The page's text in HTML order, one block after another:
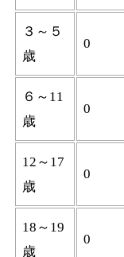
３～５
歳
0
６～11
歳
0
12～17
歳
0
18～19
歳
0